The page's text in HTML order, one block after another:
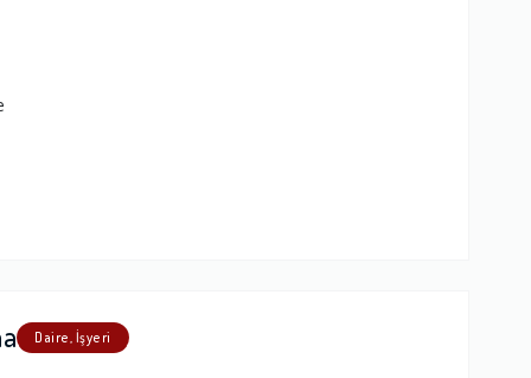
Daire, İşyeri